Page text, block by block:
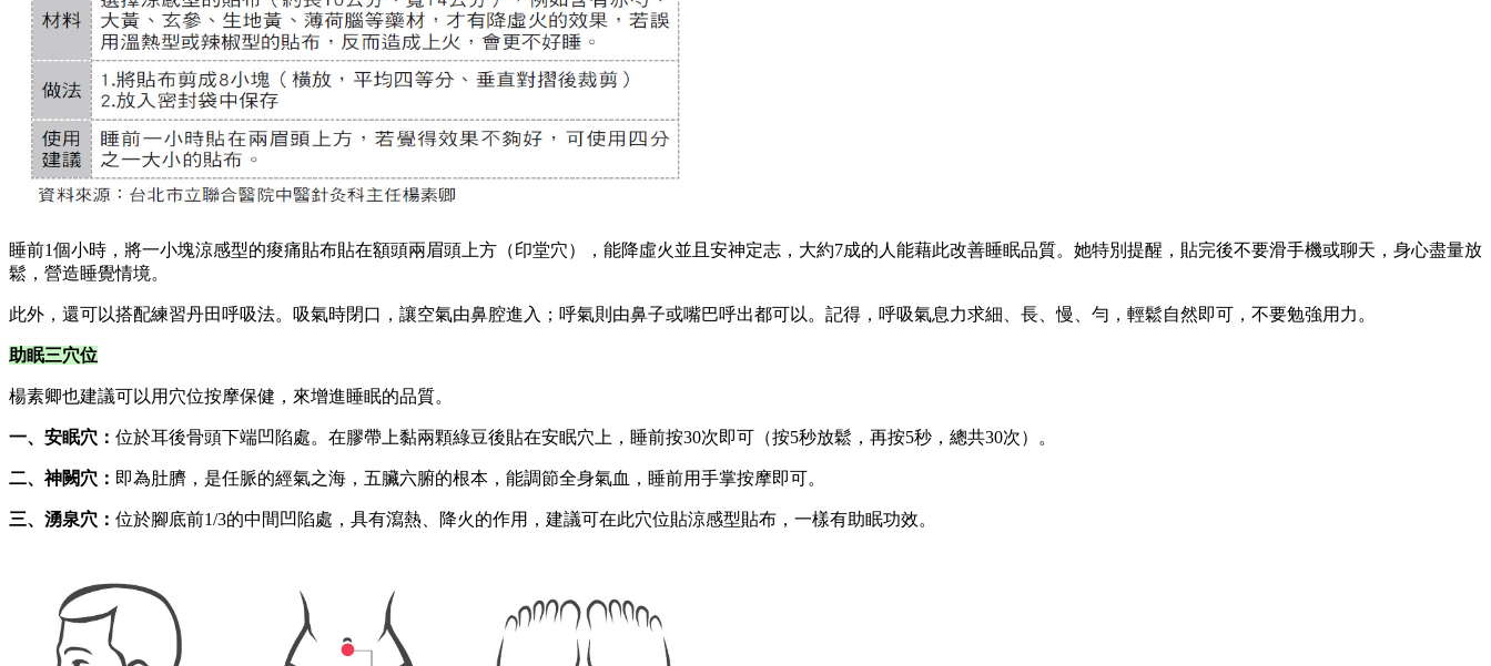
睡前1個小時，將一小塊涼感型的痠痛貼布貼在額頭兩眉頭上方（印堂穴），能降虛火並且安神定志，大約7成的人能藉此改善睡眠品質。她特別提醒，貼完後不要滑手機或聊天，身心盡量放
鬆，營造睡覺情境。
此外，還可以搭配練習丹田呼吸法。吸氣時閉口，讓空氣由鼻腔進入；呼氣則由鼻子或嘴巴呼出都可以。記得，呼吸氣息力求細、長、慢、勻，輕鬆自然即可，不要勉強用力。
助眠三穴位
楊素卿也建議可以用穴位按摩保健，來增進睡眠的品質。
一、安眠穴： 位於耳後骨頭下端凹陷處。在膠帶上黏兩顆綠豆後貼在安眠穴上，睡前按30次即可（按5秒放鬆，再按5秒，總共30次）。
二、神闕穴： 即為肚臍，是任脈的經氣之海，五臟六腑的根本，能調節全身氣血，睡前用手掌按摩即可。
三、湧泉穴： 位於腳底前1/3的中間凹陷處，具有瀉熱、降火的作用，建議可在此穴位貼涼感型貼布，一樣有助眠功效。